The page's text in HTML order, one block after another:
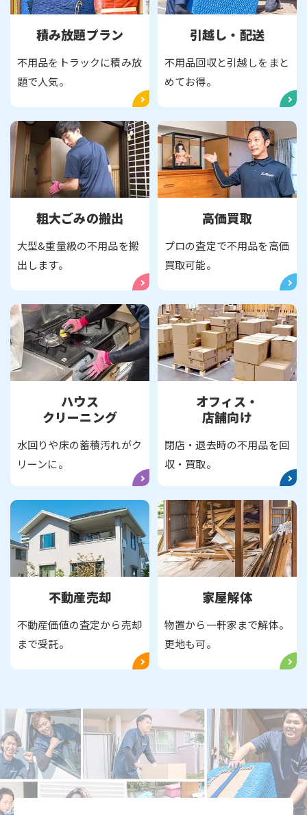
積み放題プラン
不用品をトラックに積み放
題で人気。
引越し・配送
不用品回収と引越しをまと
めてお得。
粗大ごみの搬出
大型&重量級の不用品を搬
出します。
高価買取
プロの査定で不用品を高価
買取可能。
ハウス
クリーニング
水回りや床の蓄積汚れがク
リーンに。
オフィス・
店舗向け
閉店・退去時の不用品を回
収・買取。
不動産売却
不動産価値の査定から売却
まで受託。
家屋解体
物置から一軒家まで解体。
更地も可。